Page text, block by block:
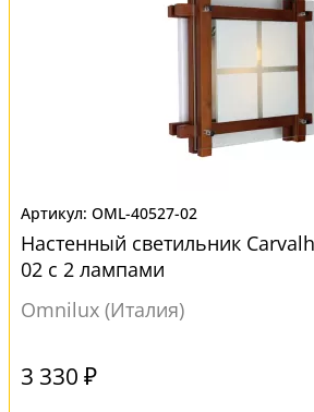
OML-40527-02
Настенный светильник
02 с 2 лампами
Omnilux (Италия)
3 330 ₽